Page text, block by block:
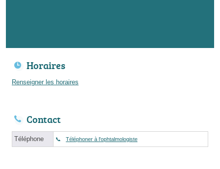
Horaires
Renseigner les horaires
Contact
Téléphone Téléphoner à l'ophtalmologiste